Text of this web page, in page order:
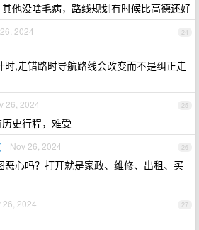
他没啥毛病，路线规划有时候比高德还好
24
2024
时,走错路时导航路线会改变而不是纠正走
25
26, 2024
史行程，难受
26
Nov 26, 2024
恶心吗？打开就是家政、维修、出租、买
27
26, 2024